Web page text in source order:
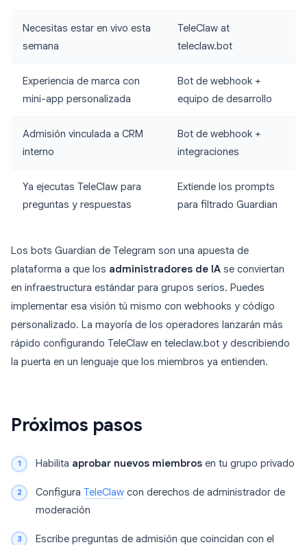
Necesitas estar en vivo esta
semana
TeleClaw at
teleclaw.bot
Experiencia de marca con
mini-app personalizada
Bot de webhook +
equipo de desarrollo
Admisión vinculada a CRM
interno
Bot de webhook +
integraciones
Ya ejecutas TeleClaw para
preguntas y respuestas
Extiende los prompts
para filtrado Guardian
Los bots Guardian de Telegram son una apuesta de
plataforma a que los administradores de IA se conviertan
en infraestructura estándar para grupos serios. Puedes
implementar esa visión tú mismo con webhooks y código
personalizado. La mayoría de los operadores lanzarán más
rápido configurando TeleClaw en teleclaw.bot y describiendo
la puerta en un lenguaje que los miembros ya entienden.
Próximos pasos
Habilita aprobar nuevos miembros en tu grupo privado
Configura TeleClaw con derechos de administrador de
moderación
Escribe preguntas de admisión que coincidan con el